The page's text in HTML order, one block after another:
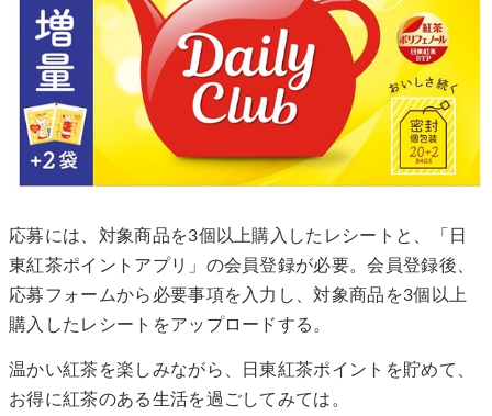
応募には、対象商品を3個以上購入したレシートと、「日
東紅茶ポイントアプリ」の会員登録が必要。会員登録後、
応募フォームから必要事項を入力し、対象商品を3個以上
購入したレシートをアップロードする。
温かい紅茶を楽しみながら、日東紅茶ポイントを貯めて、
お得に紅茶のある生活を過ごしてみては。